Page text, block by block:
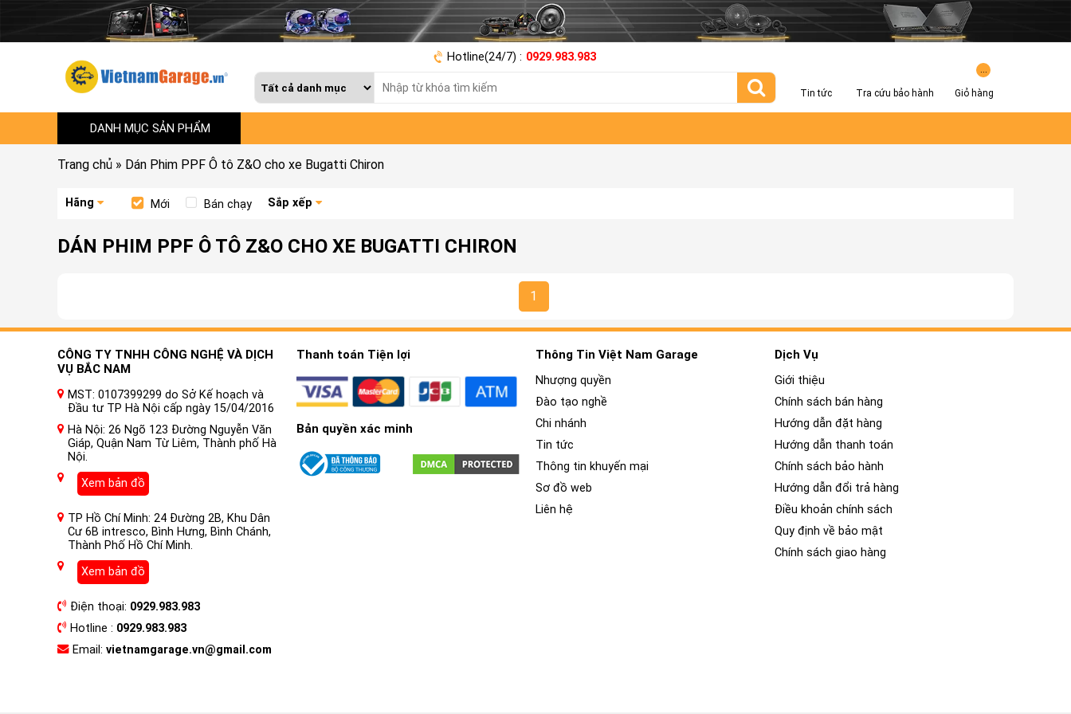
Hotline(24/7) : 0929.983.983
Tin tức Tra cứu bảo hành Giỏ hàng
DANH MỤC SẢN PHẨM
Trang chủ » Dán Phim PPF Ô tô Z&O cho xe Bugatti Chiron
Hãng Mới Bán chạy Sắp xếp
DÁN PHIM PPF Ô TÔ Z&O CHO XE BUGATTI CHIRON
1
CÔNG TY TNHH CÔNG NGHỆ VÀ DỊCH
VỤ BẮC NAM
MST: 0107399299 do Sở Kế hoạch và
Đầu tư TP Hà Nội cấp ngày 15/04/2016
Hà Nội: 26 Ngõ 123 Đường Nguyễn Văn
Giáp, Quận Nam Từ Liêm, Thành phố Hà
Nội.
Xem bản đồ
TP Hồ Chí Minh: 24 Đường 2B, Khu Dân
Cư 6B intresco, Bình Hưng, Bình Chánh,
Thành Phố Hồ Chí Minh.
Xem bản đồ
Điện thoại: 0929.983.983
Hotline : 0929.983.983
Email: vietnamgarage.vn@gmail.com
Thanh toán Tiện lợi
Bản quyền xác minh
Thông Tin Việt Nam Garage
Nhượng quyền
Đào tạo nghề
Chi nhánh
Tin tức
Thông tin khuyến mại
Sơ đồ web
Liên hệ
Dịch Vụ
Giới thiệu
Chính sách bán hàng
Hướng dẫn đặt hàng
Hướng dẫn thanh toán
Chính sách bảo hành
Hướng dẫn đổi trả hàng
Điều khoản chính sách
Quy định về bảo mật
Chính sách giao hàng